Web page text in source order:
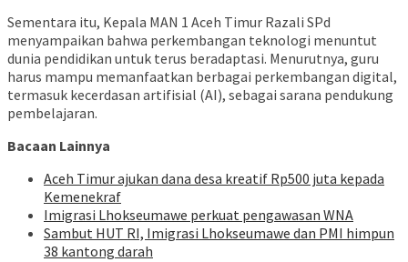
Sementara itu, Kepala MAN 1 Aceh Timur Razali SPd
menyampaikan bahwa perkembangan teknologi menuntut
dunia pendidikan untuk terus beradaptasi. Menurutnya, guru
harus mampu memanfaatkan berbagai perkembangan digital,
termasuk kecerdasan artifisial (AI), sebagai sarana pendukung
pembelajaran.
Bacaan Lainnya
Aceh Timur ajukan dana desa kreatif Rp500 juta kepada
Kemenekraf
Imigrasi Lhokseumawe perkuat pengawasan WNA
Sambut HUT RI, Imigrasi Lhokseumawe dan PMI himpun
38 kantong darah